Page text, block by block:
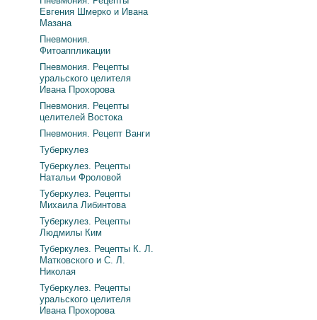
Евгения Шмерко и Ивана
Мазана
Пневмония.
Фитоаппликации
Пневмония. Рецепты
уральского целителя
Ивана Прохорова
Пневмония. Рецепты
целителей Востока
Пневмония. Рецепт Ванги
Туберкулез
Туберкулез. Рецепты
Натальи Фроловой
Туберкулез. Рецепты
Михаила Либинтова
Туберкулез. Рецепты
Людмилы Ким
Туберкулез. Рецепты К. Л.
Матковского и С. Л.
Николая
Туберкулез. Рецепты
уральского целителя
Ивана Прохорова